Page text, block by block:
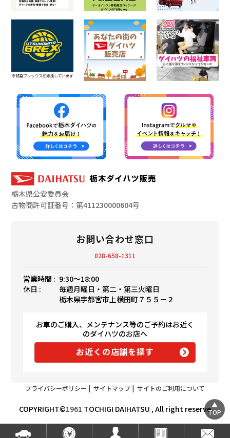
栃木県公安委員会
古物商許可証番号：第411230000604号
お問い合わせ窓口
028-658-1311
営業時間 : 9:30〜18:00
休日 :
毎週月曜日・第二・第三火曜日
栃木県宇都宮市上横田町７５５－２
お車のご購入、メンテナンス等のご予約はお近く
のダイハツのお店へ
お近くの店舗を探す
プライバシーポリシー | サイトマップ | サイトのご利用について
COPYRIGHT©1961 TOCHIGI DAIHATSU , All right reserveTOP